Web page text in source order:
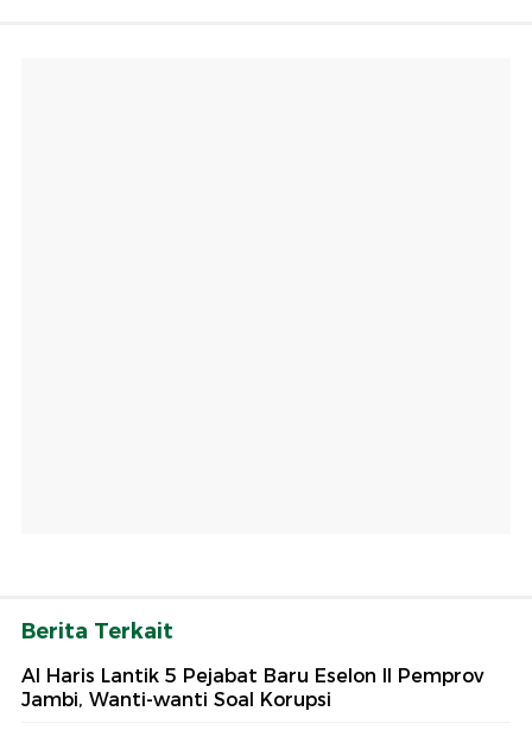
Berita Terkait
Al Haris Lantik 5 Pejabat Baru Eselon II Pemprov
Jambi, Wanti-wanti Soal Korupsi